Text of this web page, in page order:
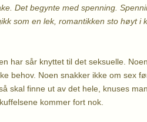
Det begynte med spenning.
som en lek, romantikken sto høyt i
har sår knyttet til det seksuelle.
behov. Noen snakker ikke om sex
skal finne ut av det hele, knuses
kommer fort nok.